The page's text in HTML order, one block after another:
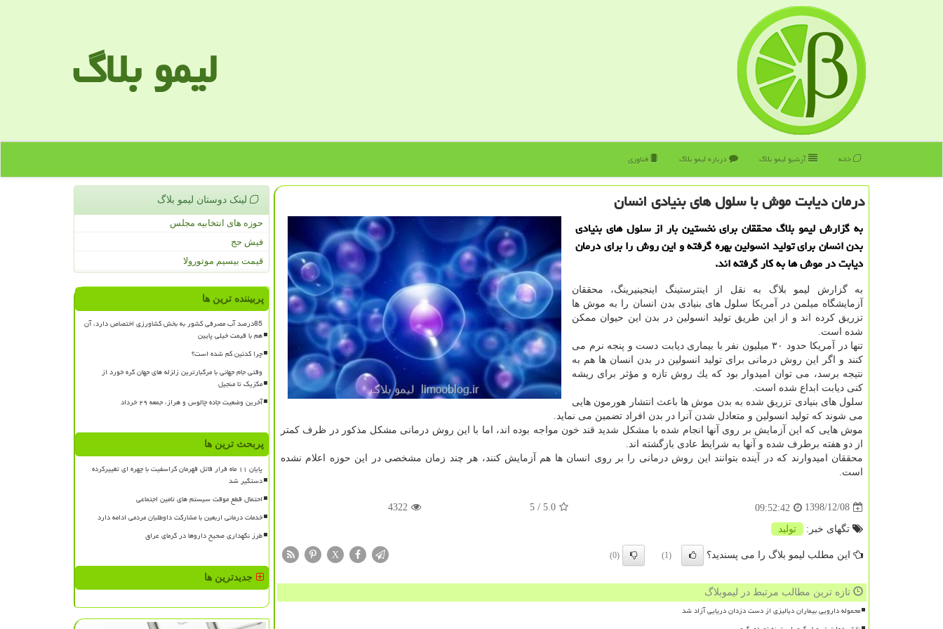
لیمو بلاگ
خانه آرشیو لیمو بلاگ درباره لیمو بلاگ فناوری
درمان دیابت موش با سلول های بنیادی انسان
به گزارش لیمو بلاگ محققان برای نخستین بار از سلول های بنیادی
بدن انسان برای تولید انسولین بهره گرفته و این روش را برای درمان
دیابت در موش ها به كار گرفته اند.
به گزارش لیمو بلاگ به نقل از اینترستینگ اینجینیرینگ، محققان
آزمایشگاه میلمن در آمریكا سلول های بنیادی بدن انسان را به موش ها
تزریق كرده اند و از این طریق تولید انسولین در بدن این حیوان ممكن
شده است.
تنها در آمریكا حدود ۳۰ میلیون نفر با بیماری دیابت دست و پنجه نرم می
كنند و اگر این روش درمانی برای تولید انسولین در بدن انسان ها هم به
نتیجه برسد، می توان امیدوار بود كه یك روش تازه و مؤثر برای ریشه
كنی دیابت ابداع شده است.
سلول های بنیادی تزریق شده به بدن موش ها باعث انتشار هورمون هایی
می شوند كه تولید انسولین و متعادل شدن آنرا در بدن افراد تضمین می نماید.
موش هایی كه این آزمایش بر روی آنها انجام شده با مشكل شدید قند خون مواجه بوده اند، اما با این روش درمانی مشكل مذكور در ظرف كمتر
از دو هفته برطرف شده و آنها به شرایط عادی بازگشته اند.
محققان امیدوارند كه در آینده بتوانند این روش درمانی را بر روی انسان ها هم آزمایش كنند، هر چند زمان مشخصی در این حوزه اعلام نشده
است.
1398/12/08
09:52:42
5.0
/ 5
4322
تگهای خبر: تولید
این مطلب لیمو بلاگ را می پسندید؟ (1)
(0)
X
تازه ترین مطالب مرتبط در لیموبلاگ
محموله دارویی بیماران دیالیزی از دست دزدان دریایی آزاد شد
لینک دوستان لیمو بلاگ
حوزه های انتخابیه مجلس
فیش حج
قیمت بیسیم موتورولا
پربیننده ترین ها
85درصد آب مصرفی کشور به بخش کشاورزی اختصاص دارد، آن
هم با قیمت خیلی پایین
چرا کدئین کم شده است؟
وقتی جام جهانی با مرگبارترین زلزله های جهان گره خورد از
مکزیک تا منجیل
آخرین وضعیت جاده چالوس و هراز، جمعه ۲۹ خرداد
پربحث ترین ها
پایان ۱۱ ماه فرار قاتل قهرمان کراسفیت با چهره ای تغییرکرده
دستگیر شد
احتمال قطع موقت سیستم های تامین اجتماعی
خدمات درمانی اربعین با مشارکت داوطلبان مردمی ادامه دارد
طرز نگهداری صحیح داروها در گرمای عراق
جدیدترین ها